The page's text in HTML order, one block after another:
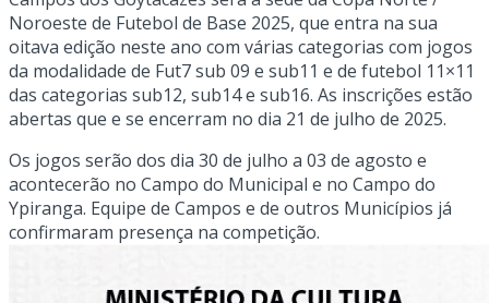
Noroeste de Futebol de Base 2025, que entra na sua
oitava edição neste ano com várias categorias com jogos
da modalidade de Fut7 sub 09 e sub11 e de futebol 11×11
das categorias sub12, sub14 e sub16. As inscrições estão
abertas que e se encerram no dia 21 de julho de 2025.
Os jogos serão dos dia 30 de julho a 03 de agosto e
acontecerão no Campo do Municipal e no Campo do
Ypiranga. Equipe de Campos e de outros Municípios já
confirmaram presença na competição.